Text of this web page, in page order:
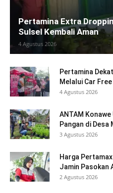
Pertamina Extra
Sulsel Kembali Aman
4 Agustus 2026
Pertamina
Melalui Car
4 Agustus 2026
ANTAM
Pangan di Desa
3 Agustus 2026
Harga
Jamin Pasokan
2 Agustus 2026